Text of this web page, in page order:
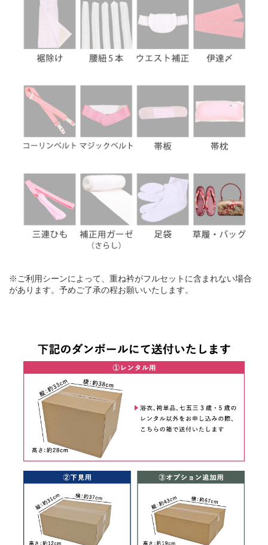
※ご利用シーンによって、重ね衿がフルセットに含まれない場合
があります。予めご了承の程お願いいたします。